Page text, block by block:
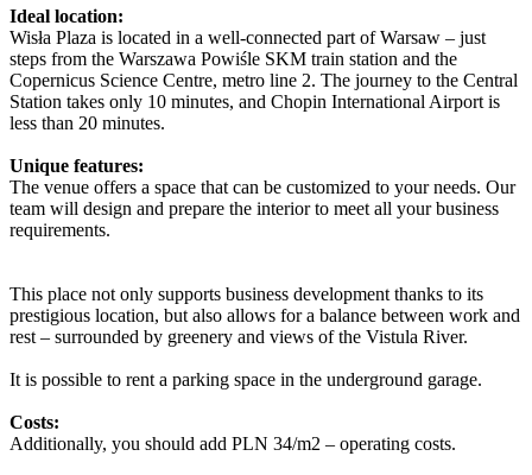
Ideal location:
Wisła Plaza is located in a well-connected part of Warsaw – just
steps from the Warszawa Powiśle SKM train station and the
Copernicus Science Centre, metro line 2. The journey to the Central
Station takes only 10 minutes, and Chopin International Airport is
less than 20 minutes.
Unique features:
The venue offers a space that can be customized to your needs. Our
team will design and prepare the interior to meet all your business
requirements.
This place not only supports business development thanks to its
prestigious location, but also allows for a balance between work and
rest – surrounded by greenery and views of the Vistula River.
It is possible to rent a parking space in the underground garage.
Costs:
Additionally, you should add PLN 34/m2 – operating costs.